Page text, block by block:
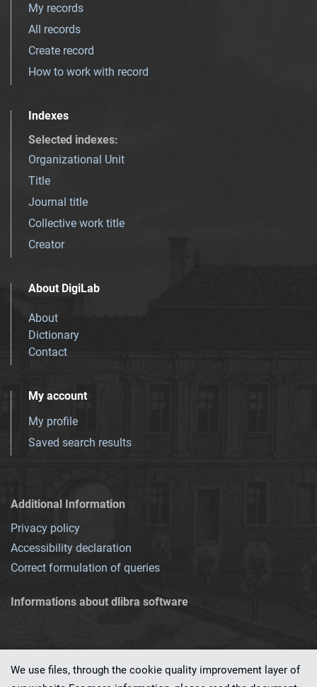
My records
All records
Create record
How to work with record
Indexes
Selected indexes:
Organizational Unit
Title
Journal title
Collective work title
Creator
About DigiLab
About
Dictionary
Contact
My account
My profile
Saved search results
Additional Information
Privacy policy
Accessibility declaration
Correct formulation of queries
Informations about dlibra software
We use files, through the cookie quality improvement layer of